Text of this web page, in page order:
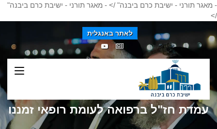
- מאגר תורני - ישיבת כרם ביבנה" /> - מאגר תורני - ישיבת כרם ביבנה"
/>
לאתר באנגלית
עמדת חז"ל ברפואה לעומת רופאי זמננו